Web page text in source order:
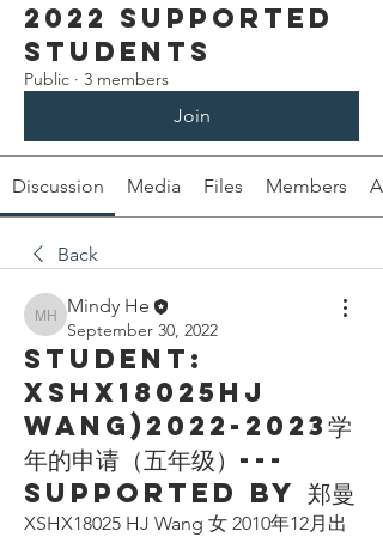
2022 Supported
Students
Public · 3 members
Join
Discussion Media Files Members
Back
Mindy He
Mindy He
September 30, 2022
Student:
XSHX18025HJ
Wang)2022-2023学
年的申请（五年级）---
Supported by 郑曼
XSHX18025 HJ Wang 女 2010年12月出